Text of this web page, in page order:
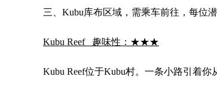
三、Kubu库布区域，需乘车前往，每位
Kubu Reef 趣味性：★★★
Kubu Reef位于Kubu村。一条小路引着